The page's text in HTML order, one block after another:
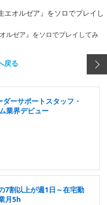
ルゼア』をソロでプレイしてみ
戻る
ーサポートスタッフ・
業界デビュー
7割以上が週1日～在宅勤
月5h